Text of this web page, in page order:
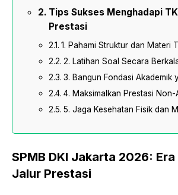
Tips Sukses Menghadapi
Prestasi
1. Pahami Struktur dan Materi
2. Latihan Soal Secara
3. Bangun Fondasi Akademik
4. Maksimalkan Prestasi Non-
5. Jaga Kesehatan Fisik dan
SPMB DKI Jakarta 2026:
Jalur Prestasi